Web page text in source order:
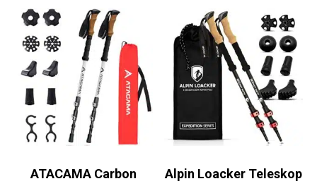
ATACAMA Carbon
Alpin Loacker